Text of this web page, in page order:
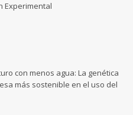
Experimental
con menos agua: La genética
más sostenible en el uso del